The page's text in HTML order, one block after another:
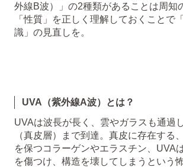
外線B波）」の2種類があることは周知
「性質」を正しく理解しておくことで
識」の見直しを。
UVA（紫外線A波）とは？
UVAは波長が長く、雲やガラスも通過
（真皮層）まで到達。真皮に存在する
を保つコラーゲンやエラスチン、UVA
を傷つけ、構造を壊してしまうという